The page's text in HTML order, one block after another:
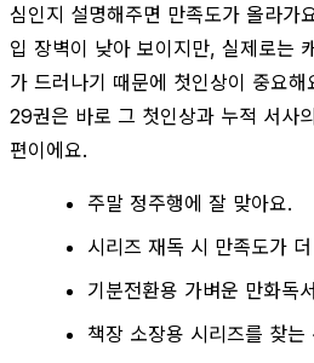
심인지 설명해주면 만족도가 올라가
입 장벽이 낮아 보이지만, 실제로는
가 드러나기 때문에 첫인상이 중요
29권은 바로 그 첫인상과 누적 서사
편이에요.
주말 정주행에 잘 맞아요.
시리즈 재독 시 만족도가
기분전환용 가벼운 만화독
책장 소장용 시리즈를 찾는